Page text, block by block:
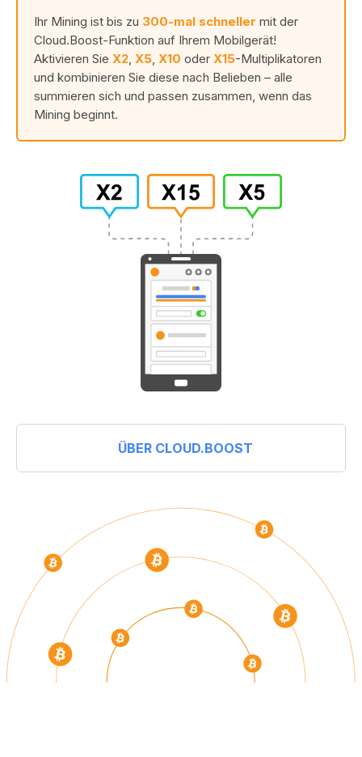
Ihr Mining ist bis zu 300-mal schneller mit der
Cloud.Boost-Funktion auf Ihrem Mobilgerät!
Aktivieren Sie X2 X5 X10 oder X15-Multiplikatoren
und kombinieren Sie diese nach Belieben – alle
summieren sich und passen zusammen, wenn das
Mining beginnt.
ÜBER CLOUD.BOOST